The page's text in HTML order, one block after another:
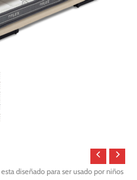
esta diseñado para ser usado por niños